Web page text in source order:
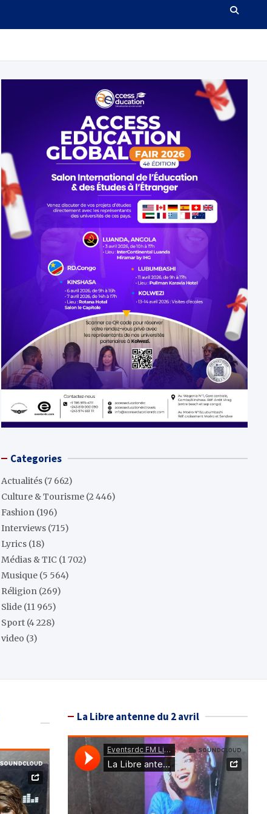
Categories
Actualités (7 662)
Culture & Tourisme (2 446)
Fashion (196)
Interviews (715)
Lyrics (18)
Médias & TIC (1 702)
Musique (5 564)
Réligion (269)
Slide (11 965)
Sport (4 228)
video (3)
La Libre antenne du 2 avril